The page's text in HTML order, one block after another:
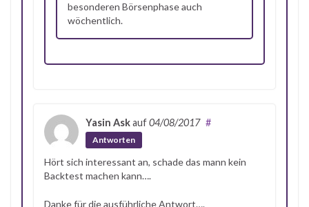
besonderen Börsenphase auch
wöchentlich.
Yasin Askauf04/08/2017 #
Antworten
Hört sich interessant an, schade das mann kein
Backtest machen kann….
Danke für die ausführliche Antwort….